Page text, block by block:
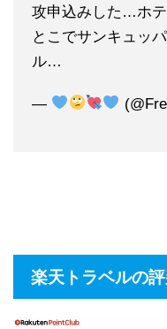
攻申込みした…ホ
とこでサンキュッ
ル…
—
楽天トラベルの